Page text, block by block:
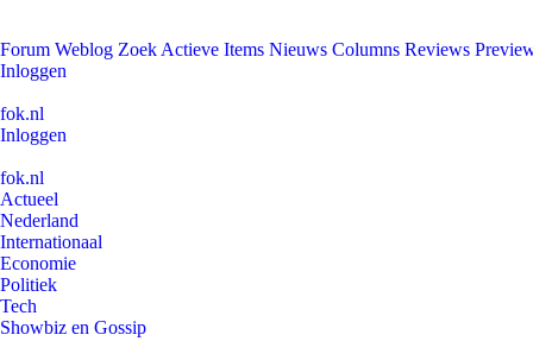
Forum Weblog Zoek Actieve Items Nieuws Columns Reviews
Inloggen
fok.nl
Inloggen
fok.nl
Actueel
Nederland
Internationaal
Economie
Politiek
Tech
Showbiz en Gossip